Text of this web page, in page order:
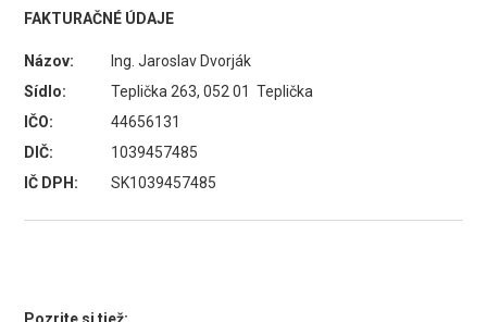
FAKTURAČNÉ ÚDAJE
Názov:
Ing. Jaroslav Dvorják
Sídlo:
Teplička 263, 052 01 Teplička
IČO:
44656131
DIČ:
1039457485
IČ DPH:
SK1039457485